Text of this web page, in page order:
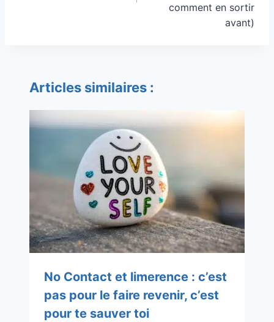
comment en sortir
avant)
Articles similaires :
No Contact et limerence : c’est
pas pour le faire revenir, c’est
pour te sauver toi